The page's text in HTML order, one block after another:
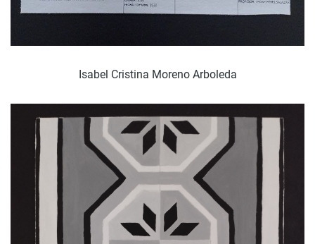
Isabel Cristina Moreno Arboleda